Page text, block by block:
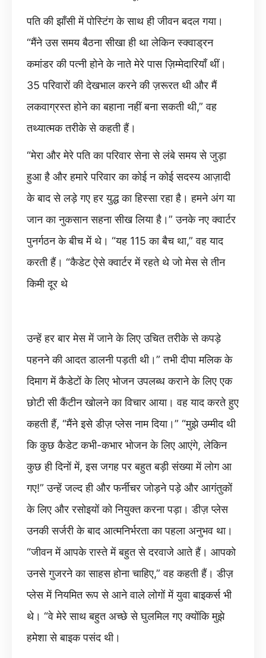
पति की झाँसी में पोस्टिंग के साथ ही जीवन बदल गया।
“मैंने उस समय बैठना सीखा ही था लेकिन स्क्वाड्रन
कमांडर की पत्नी होने के नाते मेरे पास ज़िम्मेदारियाँ थीं।
35 परिवारों की देखभाल करने की ज़रूरत थी और मैं
लकवाग्रस्त होने का बहाना नहीं बना सकती थी,” वह
तथ्यात्मक तरीके से कहती हैं।
“मेरा और मेरे पति का परिवार सेना से लंबे समय से जुड़ा
हुआ है और हमारे परिवार का कोई न कोई सदस्य आज़ादी
के बाद से लड़े गए हर युद्ध का हिस्सा रहा है। हमने अंग या
जान का नुकसान सहना सीख लिया है।” उनके नए क्वार्टर
पुनर्गठन के बीच में थे। “यह 115 का बैच था,” वह याद
करती हैं। “कैडेट ऐसे क्वार्टर में रहते थे जो मेस से तीन
किमी दूर थे
उन्हें हर बार मेस में जाने के लिए उचित तरीके से कपड़े
पहनने की आदत डालनी पड़ती थी।” तभी दीपा मलिक के
दिमाग में कैडेटों के लिए भोजन उपलब्ध कराने के लिए एक
छोटी सी कैंटीन खोलने का विचार आया। वह याद करते हुए
कहती हैं, “मैंने इसे डीज़ प्लेस नाम दिया।” “मुझे उम्मीद थी
कि कुछ कैडेट कभी-कभार भोजन के लिए आएंगे, लेकिन
कुछ ही दिनों में, इस जगह पर बहुत बड़ी संख्या में लोग आ
गए!” उन्हें जल्द ही और फर्नीचर जोड़ने पड़े और आगंतुकों
के लिए और रसोइयों को नियुक्त करना पड़ा। डीज़ प्लेस
उनकी सर्जरी के बाद आत्मनिर्भरता का पहला अनुभव था।
“जीवन में आपके रास्ते में बहुत से दरवाजे आते हैं। आपको
उनसे गुजरने का साहस होना चाहिए,” वह कहती हैं। डीज़
प्लेस में नियमित रूप से आने वाले लोगों में युवा बाइकर्स भी
थे। “वे मेरे साथ बहुत अच्छे से घुलमिल गए क्योंकि मुझे
हमेशा से बाइक पसंद थी।